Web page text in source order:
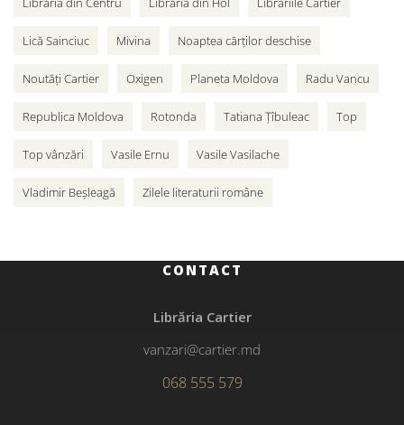
Lică Sainciuc Mivina Noaptea cărților deschise
Noutăți Cartier Oxigen Planeta Moldova Radu Vancu
Republica Moldova Rotonda Tatiana Țîbuleac Top
Top vânzări Vasile Ernu Vasile Vasilache
Vladimir Beșleagă Zilele literaturii române
CONTACT
Librăria Cartier
vanzari@cartier.md
068 555 579